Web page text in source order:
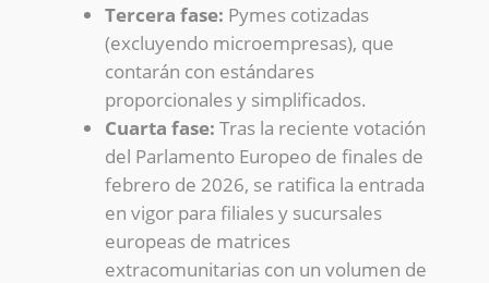
Tercera fase: Pymes cotizadas
(excluyendo microempresas), que
contarán con estándares
proporcionales y simplificados.
Cuarta fase: Tras la reciente votación
del Parlamento Europeo de finales de
febrero de 2026, se ratifica la entrada
en vigor para filiales y sucursales
europeas de matrices
extracomunitarias con un volumen de